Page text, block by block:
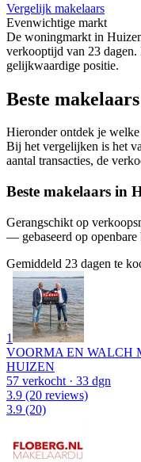
Vergelijk makelaars
Evenwichtige markt
De woningmarkt in
verkooptijd van 23 dagen.
gelijkwaardige positie.
Beste
Hieronder ontdek je welke
Bij het vergelijken is het
aantal transacties, de
Beste makelaars in
Gerangschikt op
— gebaseerd op openbare
Gemiddeld 23 dagen te
1
VOORMA EN WALCH
HUIZEN
57 verkocht · 33 dgn
3.9 (20 reviews)
3.9 (20)